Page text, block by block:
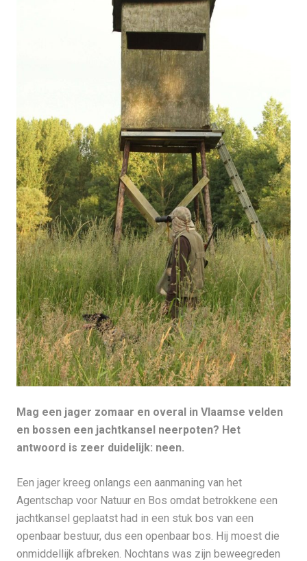
Mag een jager zomaar en overal in Vlaamse velden
en bossen een jachtkansel neerpoten? Het
antwoord is zeer duidelijk: neen.
Een jager kreeg onlangs een aanmaning van het
Agentschap voor Natuur en Bos omdat betrokkene een
jachtkansel geplaatst had in een stuk bos van een
openbaar bestuur, dus een openbaar bos. Hij moest die
onmiddellijk afbreken. Nochtans was zijn beweegreden